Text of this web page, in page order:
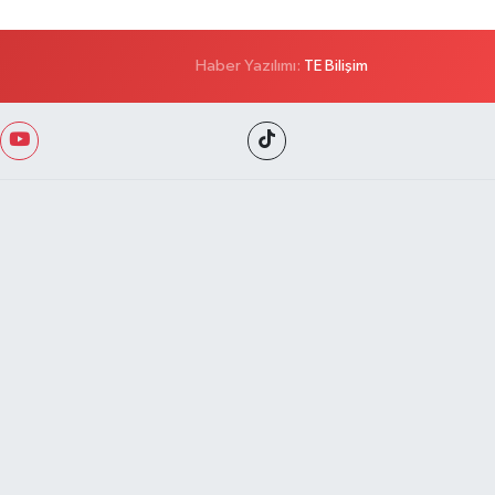
Haber Yazılımı: TE Bilişim